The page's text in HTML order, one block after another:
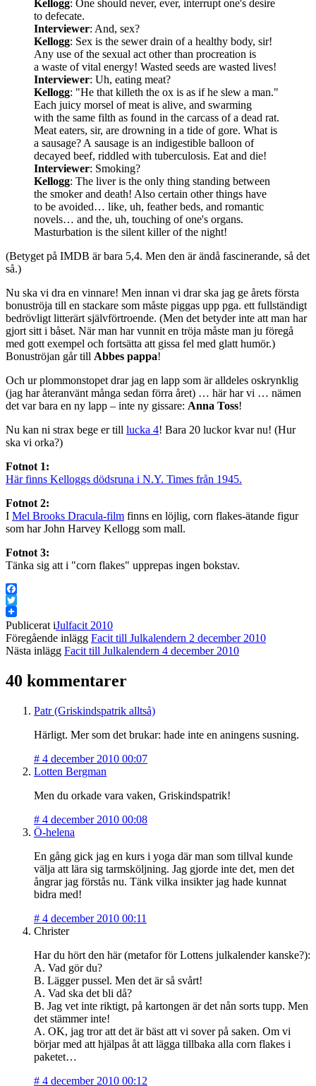
Kellogg: One should never, ever, interrupt one's desire
to defecate.
Interviewer: And, sex?
Kellogg: Sex is the sewer drain of a healthy body, sir!
Any use of the sexual act other than procreation is
a waste of vital energy! Wasted seeds are wasted lives!
Interviewer: Uh, eating meat?
Kellogg: "He that killeth the ox is as if he slew a man."
Each juicy morsel of meat is alive, and swarming
with the same filth as found in the carcass of a dead rat.
Meat eaters, sir, are drowning in a tide of gore. What is
a sausage? A sausage is an indigestible balloon of
decayed beef, riddled with tuberculosis. Eat and die!
Interviewer: Smoking?
Kellogg: The liver is the only thing standing between
the smoker and death! Also certain other things have
to be avoided… like, uh, feather beds, and romantic
novels… and the, uh, touching of one's organs.
Masturbation is the silent killer of the night!
(Betyget på IMDB är bara 5,4. Men den är ändå fascinerande, så det
så.)
Nu ska vi dra en vinnare! Men innan vi drar ska jag ge årets första
bonuströja till en stackare som måste piggas upp pga. ett fullständigt
bedrövligt litterärt självförtroende. (Men det betyder inte att man har
gjort sitt i båset. När man har vunnit en tröja måste man ju föregå
med gott exempel och fortsätta att gissa fel med glatt humör.)
Bonuströjan går till Abbes pappa!
Och ur plommonstopet drar jag en lapp som är alldeles oskrynklig
(jag har återanvänt många sedan förra året) … här har vi … nämen
det var bara en ny lapp – inte ny gissare: Anna Toss!
Nu kan ni strax bege er till lucka 4! Bara 20 luckor kvar nu! (Hur
ska vi orka?)
Fotnot 1:
Här finns Kelloggs dödsruna i N.Y. Times från 1945.
Fotnot 2:
I Mel Brooks Dracula-film finns en löjlig, corn flakes-ätande figur
som har John Harvey Kellogg som mall.
Fotnot 3:
Tänka sig att i "corn flakes" upprepas ingen bokstav.
Facebook
Twitter
Publicerat iJulfacit 2010
Föregående inlägg Facit till Julkalendern 2 december 2010
Nästa inlägg Facit till Julkalendern 4 december 2010
40 kommentarer
Patr (Griskindspatrik alltså)
Härligt. Mer som det brukar: hade inte en aningens susning.
# 4 december 2010 00:07
Lotten Bergman
Men du orkade vara vaken, Griskindspatrik!
# 4 december 2010 00:08
Ö-helena
En gång gick jag en kurs i yoga där man som tillval kunde
välja att lära sig tarmsköljning. Jag gjorde inte det, men det
ångrar jag förstås nu. Tänk vilka insikter jag hade kunnat
bidra med!
# 4 december 2010 00:11
Christer
Har du hört den här (metafor för Lottens julkalender kanske?):
A. Vad gör du?
B. Lägger pussel. Men det är så svårt!
A. Vad ska det bli då?
B. Jag vet inte riktigt, på kartongen är det nån sorts tupp. Men
det stämmer inte!
A. OK, jag tror att det är bäst att vi sover på saken. Om vi
börjar med att hjälpas åt att lägga tillbaka alla corn flakes i
paketet…
# 4 december 2010 00:12